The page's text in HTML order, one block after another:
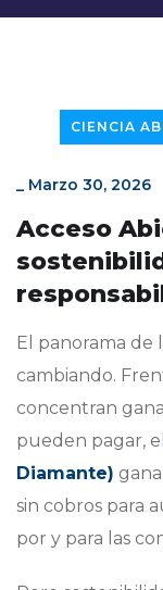
CIENCIA
_ Marzo 30, 2026
Acceso
El panorama de
cambiando.
concentran
pueden pagar, el
Diamante)
sin cobros para
por y para las